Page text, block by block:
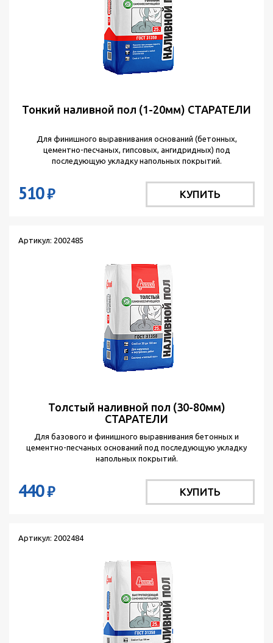
Тонкий наливной пол (1-20мм) СТАРАТЕЛИ
Для финишного выравнивания оснований (бетонных,
цементно-песчаных, гипсовых, ангидридных) под
последующую укладку напольных покрытий.
510₽ КУПИТЬ
Артикул: 2002485
Толстый наливной пол (30-80мм)
СТАРАТЕЛИ
Для базового и финишного выравнивания бетонных и
цементно-песчаных оснований под последующую укладку
напольных покрытий.
440₽ КУПИТЬ
Артикул: 2002484